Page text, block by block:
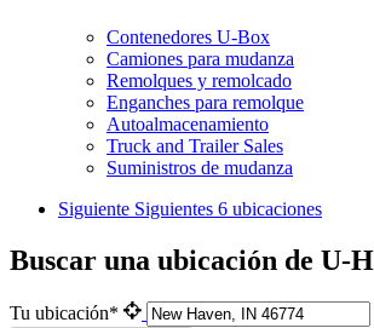
Contenedores U-Box
Camiones para mudanza
Remolques y remolcado
Enganches para remolque
Autoalmacenamiento
Truck and Trailer Sales
Suministros de mudanza
Siguiente Siguientes 6 ubicaciones
Buscar una ubicación de U-
Tu ubicación*